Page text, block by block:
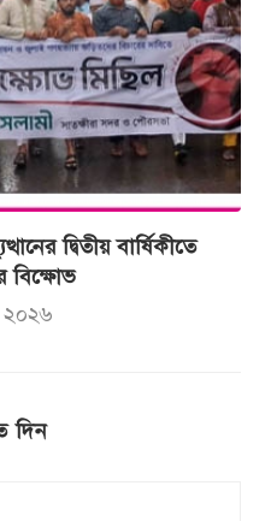
দ্বিতীয় বার্ষিকীতে
বিক্ষোভ
দিন